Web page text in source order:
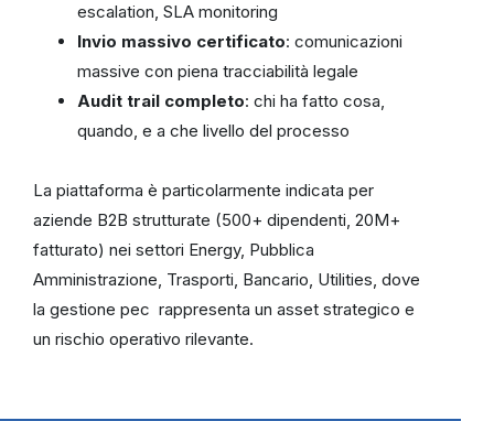
escalation, SLA monitoring
Invio massivo certificato: comunicazioni
massive con piena tracciabilità legale
Audit trail completo: chi ha fatto cosa,
quando, e a che livello del processo
La piattaforma è particolarmente indicata per
aziende B2B strutturate (500+ dipendenti, 20M+
fatturato) nei settori Energy, Pubblica
Amministrazione, Trasporti, Bancario, Utilities, dove
la gestione pec rappresenta un asset strategico e
un rischio operativo rilevante.